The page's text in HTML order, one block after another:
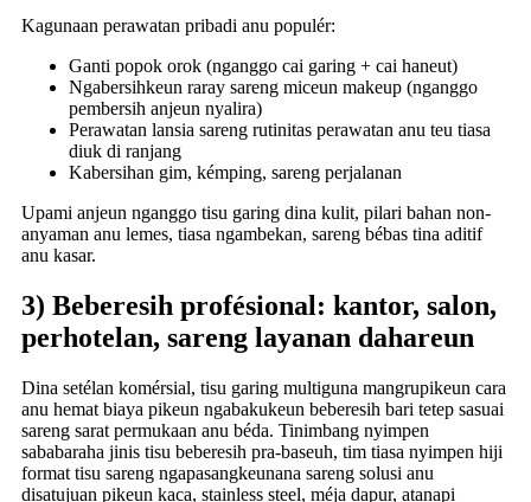
Kagunaan perawatan pribadi anu populér:
Ganti popok orok (nganggo cai garing + cai haneut)
Ngabersihkeun raray sareng miceun makeup (nganggo
pembersih anjeun nyalira)
Perawatan lansia sareng rutinitas perawatan anu teu tiasa
diuk di ranjang
Kabersihan gim, kémping, sareng perjalanan
Upami anjeun nganggo tisu garing dina kulit, pilari bahan non-
anyaman anu lemes, tiasa ngambekan, sareng bébas tina aditif
anu kasar.
3) Beberesih profésional: kantor, salon,
perhotelan, sareng layanan dahareun
Dina setélan komérsial, tisu garing multiguna mangrupikeun cara
anu hemat biaya pikeun ngabakukeun beberesih bari tetep sasuai
sareng sarat permukaan anu béda. Tinimbang nyimpen
sababaraha jinis tisu beberesih pra-baseuh, tim tiasa nyimpen hiji
format tisu sareng ngapasangkeunana sareng solusi anu
disatujuan pikeun kaca, stainless steel, méja dapur, atanapi